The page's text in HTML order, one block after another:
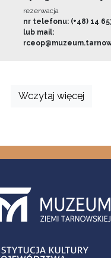
rezerwacja
nr telefonu: (+48) 14
lub mail:
Wczytaj więcej